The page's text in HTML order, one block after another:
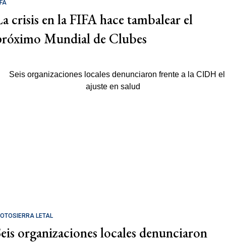
crisis en la FIFA hace tambalear el
Mundial de Clubes
LETAL
organizaciones locales denunciaron